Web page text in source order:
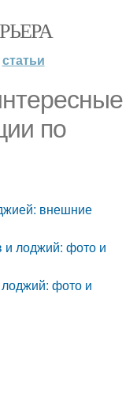
статьи
по
внешние
и лоджий: фото и
лоджий: фото и